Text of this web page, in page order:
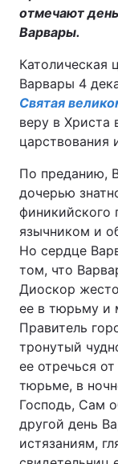
отмечают
Варвары.
Католическая
Варвары 4
Святая
веру в Христа
царствования
По преданию,
дочерью
финикийского
язычником и
Но сердце
том, что
Диоскор
ее в тюрьму и
Правитель
тронутый
ее отречься
тюрьме, в
Господь, Сам
другой день
истязаниям,